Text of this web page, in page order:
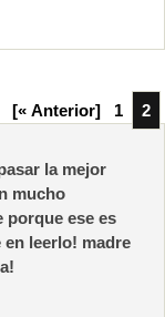
[« Anterior] 1 2
la mejor
mucho
porque ese es
leerlo! madre